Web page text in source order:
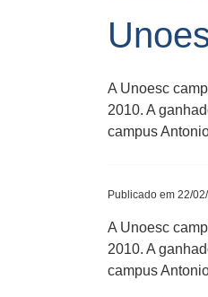
A Unoesc
2010. A
campus
Publicado em 22/
A Unoesc
2010. A
campus